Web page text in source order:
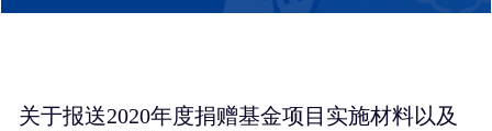
关于报送2020年度捐赠基金项目实施材料以及